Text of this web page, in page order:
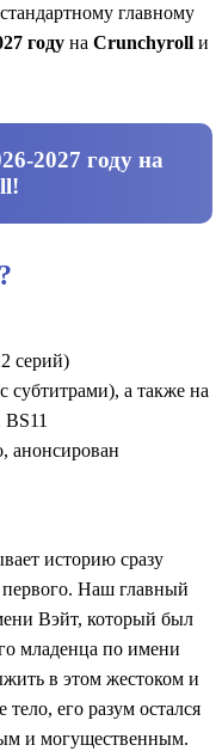
главному
году на Crunchyroll и
2027 годуна
!
серий)
субтитрами), а также на
анонсирован
историю сразу
Наш главный
Вэйт, который был
младенца по имени
в этом жестоком и
его разум остался
и могущественным.